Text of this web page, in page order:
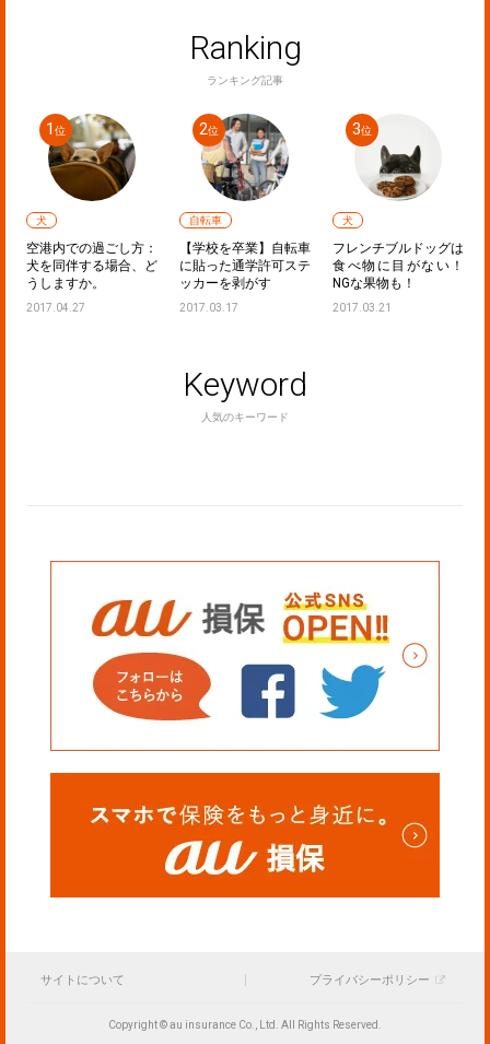
Ranking
ランキング記事
犬
空港内での過ごし方：
犬を同伴する場合、ど
うしますか。
2017.04.27
自転車
【学校を卒業】自転車
に貼った通学許可ステ
ッカーを剥がす
2017.03.17
犬
フレンチブルドッグは
食べ物に目がない！
NGな果物も！
2017.03.21
Keyword
人気のキーワード
サイトについて プライバシーポリシー
Copyright © au insurance Co., Ltd. All Rights Reserved.